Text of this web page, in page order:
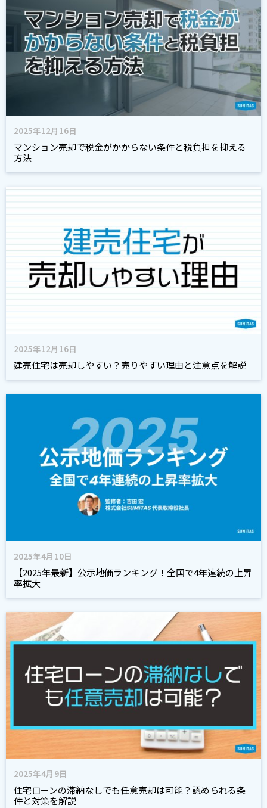
2025年12月16日
マンション売却で税金がかからない条件と税負担を抑える
方法
2025年12月16日
建売住宅は売却しやすい？売りやすい理由と注意点を解説
2025年4月10日
【2025年最新】公示地価ランキング！全国で4年連続の上昇
率拡大
2025年4月9日
住宅ローンの滞納なしでも任意売却は可能？認められる条
件と対策を解説